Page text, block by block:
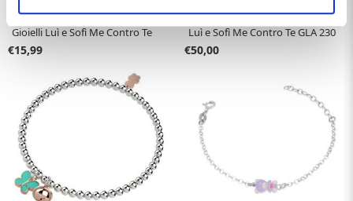
Ciondolo da bambina Ray
Gioielli Luì e Sofì Me Contro Te
COA 006
€15,99
Collana da bambina Kira Gioielli
Luì e Sofì Me Contro Te GLA 230
€50,00